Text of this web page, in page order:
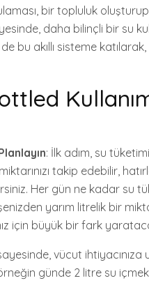
bir topluluk
daha bilinçli bir su
bu akıllı sisteme
: İlk adım, su
takip edebilir,
Her gün ne kadar su
yarım litrelik bir
için büyük bir fark
vücut ihtiyacınıza
günde 2 litre su